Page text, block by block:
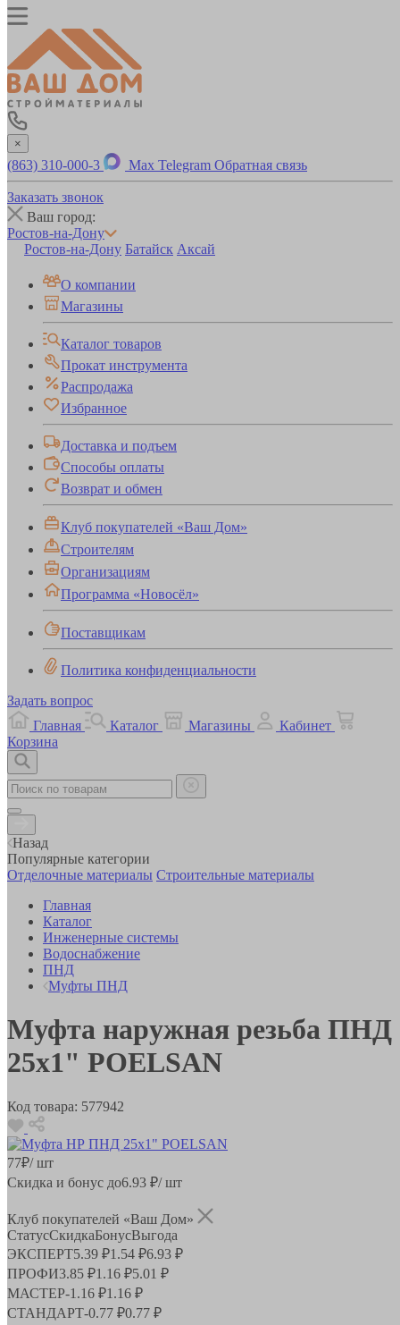
×
(863) 310-000-3 Max Telegram Обратная связь
Заказать звонок
Ваш город:
Ростов-на-Дону
Ростов-на-Дону Батайск Аксай
О компании
Магазины
Каталог товаров
Прокат инструмента
Распродажа
Избранное
Доставка и подъем
Способы оплаты
Возврат и обмен
Клуб покупателей «Ваш Дом»
Строителям
Организациям
Программа «Новосёл»
Поставщикам
Политика конфиденциальности
Задать вопрос
Главная
Каталог Магазины
Кабинет
Корзина
Назад
Популярные категории
Отделочные материалы Строительные материалы
Главная
Каталог
Инженерные системы
Водоснабжение
ПНД
Муфты ПНД
Муфта наружная резьба ПНД
25х1" POELSAN
Код товара: 577942
77₽/ шт
Скидка и бонус до6.93 ₽/ шт
Клуб покупателей «Ваш Дом»
СтатусСкидкаБонусВыгода
ЭКСПЕРТ5.39 ₽1.54 ₽6.93 ₽
ПРОФИ3.85 ₽1.16 ₽5.01 ₽
МАСТЕР-1.16 ₽1.16 ₽
СТАНДАРТ-0.77 ₽0.77 ₽